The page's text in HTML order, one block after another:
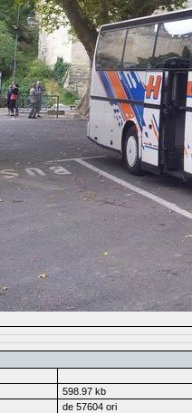
598.97 kb
de 57604 ori